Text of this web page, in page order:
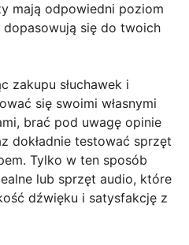
mają odpowiedni poziom
się do twoich
zakupu słuchawek i
się swoimi własnymi
brać pod uwagę opinie
dokładnie testować sprzęt
Tylko w ten sposób
lub sprzęt audio, które
dźwięku i satysfakcję z